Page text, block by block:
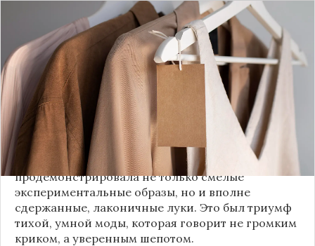
Принято считать, что Неделя моды в Париже —
это исключительно про безумные тренды, на
которые обычный человек посмотрит с
недоумением. Но самый интересный тренд этого
сезона был обращен к реальной жизни. Показы
доказали: истинная роскошь и мастерство стиля
заключаются не в эпатаже, а в виртуозном
владении базовыми вещами.
Как тонко подметила автор канала «Деловая
косметичка», завершившаяся неделя моды
продемонстрировала не только смелые
экспериментальные образы, но и вполне
сдержанные, лаконичные луки. Это был триумф
тихой, умной моды, которая говорит не громким
криком, а уверенным шепотом.